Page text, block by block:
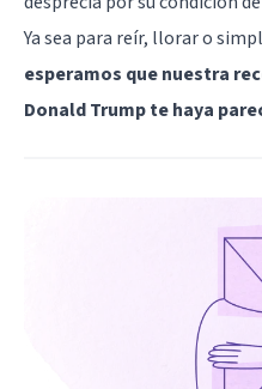
Ya sea para reír, llorar o
esperamos que nuestra
Donald Trump te haya